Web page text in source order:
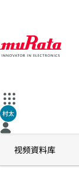
村太
视频資料库